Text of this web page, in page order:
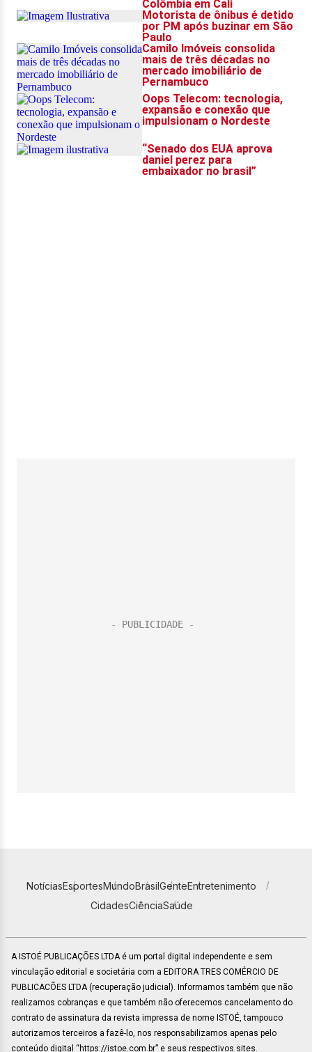
NotíciasEsportesMundoBrasilGenteEntretenimento
CidadesCiênciaSaúde
A ISTOÉ PUBLICAÇÕES LTDA é um portal digital independente e sem
vinculação editorial e societária com a EDITORA TRES COMÉRCIO DE
PUBLICACÕES LTDA (recuperação judicial). Informamos também que não
realizamos cobranças e que também não oferecemos cancelamento do
contrato de assinatura da revista impressa de nome ISTOÉ, tampouco
autorizamos terceiros a fazê-lo, nos responsabilizamos apenas pelo
conteúdo digital “https://istoe.com.br” e seus respectivos sites.